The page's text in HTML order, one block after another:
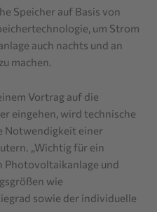
Speicher auf Basis von
um Strom
auch nachts und an
machen.
Vortrag auf die
eingehen, wird technische
Notwendigkeit einer
„Wichtig für ein
Photovoltaikanlage und
wie
sowie der individuelle